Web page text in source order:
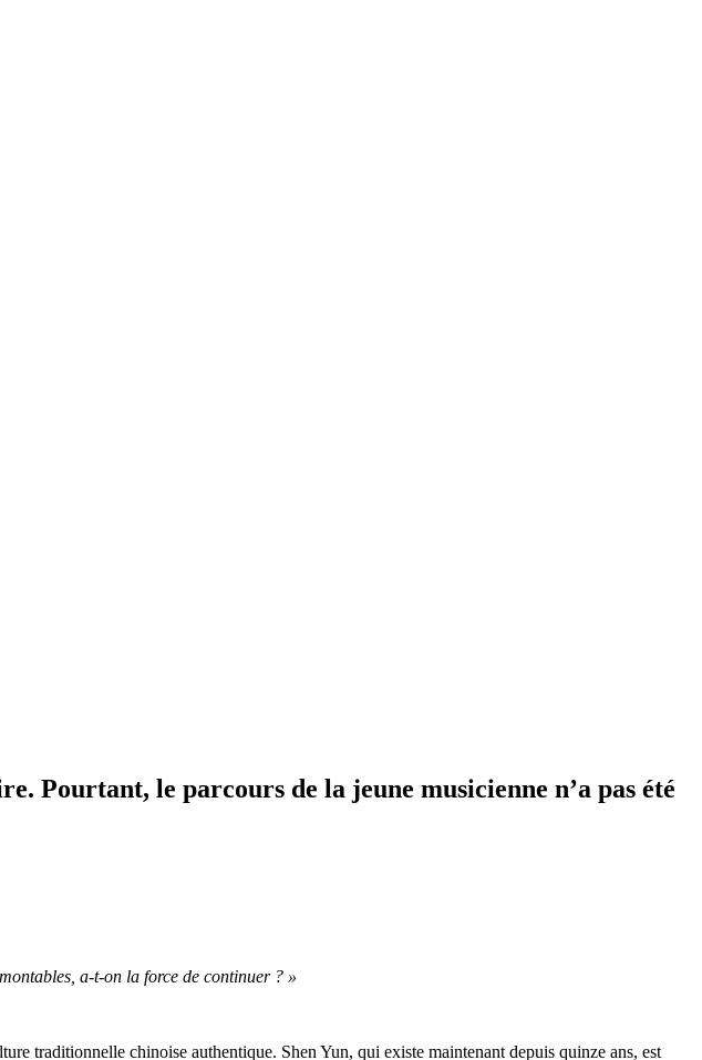
Pourtant, le parcours de la jeune musicienne n’a pas été
a-t-on la force de continuer ? »
traditionnelle chinoise authentique. Shen Yun, qui existe maintenant depuis quinze ans, est